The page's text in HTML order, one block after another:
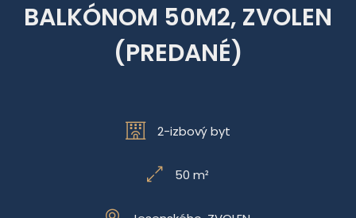
BALKÓNOM 50M2, ZVOLEN
(PREDANÉ)
2-izbový byt
50 m²